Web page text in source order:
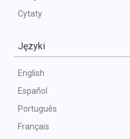
Cytaty
Języki
English
Español
Português
Français